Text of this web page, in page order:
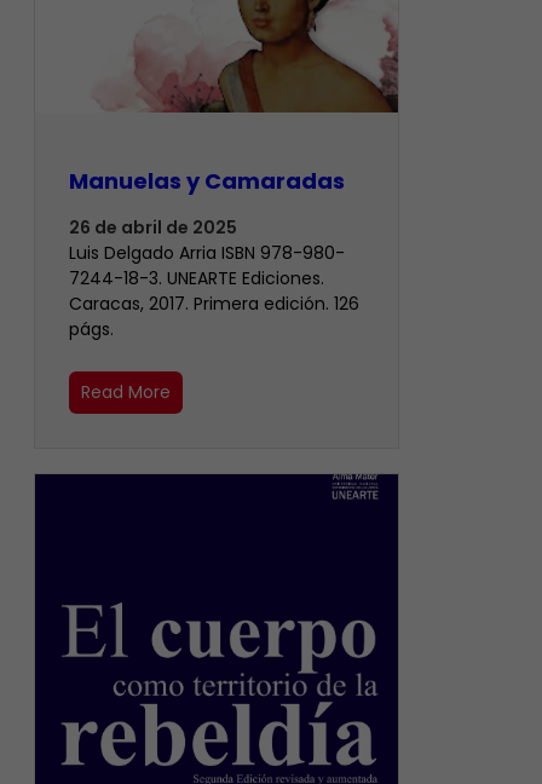
Manuelas y Camaradas
26 de abril de 2025
Luis Delgado Arria ISBN 978-980-
7244-18-3. UNEARTE Ediciones.
Caracas, 2017. Primera edición. 126
págs.
Read More